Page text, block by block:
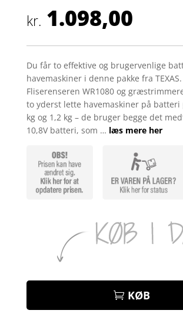
kr. 1.098,00
Du får to effektive og brugervenlige
havemaskiner i denne pakke fra TEXAS.
Fliserenseren WR1080 og
to yderst lette havemaskiner på batteri
kg og 1,2 kg – de bruger begge det
10,8V batteri, som … læs mere her
KØB